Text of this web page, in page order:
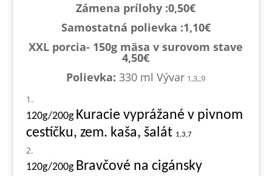
Zámena prílohy :0,50€
Samostatná polievka :1,10€
XXL porcia- 150g mäsa v surovom stave
4,50€
Polievka:330 ml Vývar 1,3,,9
120g/200g Kuracie vyprážané v pivnom
cestíčku, zem. kaša, šalát 1,3,7
120g/200g Bravčové na cigánsky